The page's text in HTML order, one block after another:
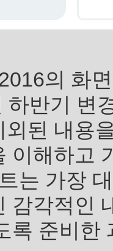
의 화
하반기 변
외된 내용
이해하고
는 가장
감각적인
록 준비한